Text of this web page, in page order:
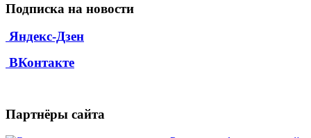
Подписка на новости
Яндекс-Дзен
ВКонтакте
Партнёры сайта